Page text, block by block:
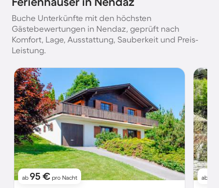
Buche Unterkünfte mit den höchsten
Gästebewertungen in Nendaz, geprüft nach
Komfort, Lage, Ausstattung, Sauberkeit und Preis-
Leistung.
ab 95 € pro Nacht ab